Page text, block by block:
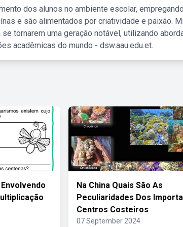
dos alunos no ambiente escolar, empregando
e são alimentados por criatividade e paixão.
tornarem uma geração notável, utilizando
acadêmicas do mundo - dsw.aau.edu.et.
Na China Quais São As
Peculiaridades Dos
Centros Costeiros
07 September 2024